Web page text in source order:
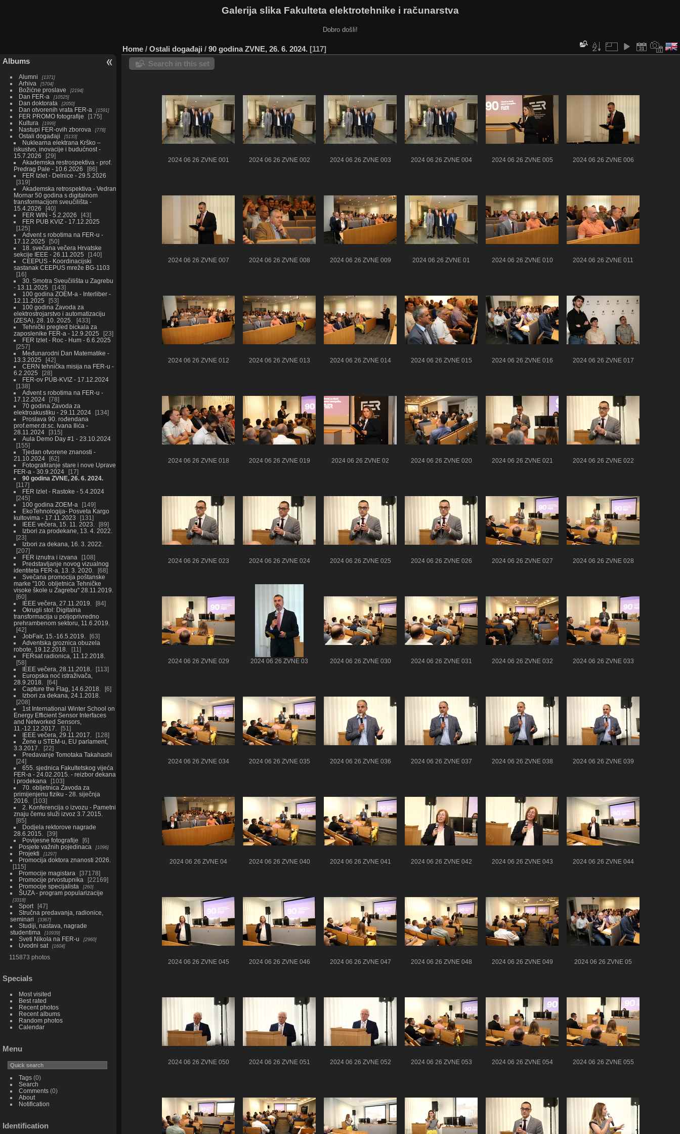
Galerija slika Fakulteta elektrotehnike i računarstva
Dobro došli!
Albums
Alumni 1371
Arhiva 5704
Božićne proslave 2194
Dan FER-a 10525
Dan doktorata 2050
Dan otvorenih vrata FER-a 1591
FER PROMO fotografije
175
Kultura
1999
Nastupi FER-ovih zborova 778
Ostali događaji 5133
Nuklearna elektrana Krško –
iskustvo, inovacije i budućnost -
15.7.2026
29
Akademska restrospektiva - prof.
Predrag Pale - 10.6.2026
86
FER Izlet - Delnice - 29.5.2026
319
Akademska retrospektiva - Vedran
Mornar 50 godina s digitalnom
transformacijom sveučilišta -
15.4.2026
40
FER WIN - 5.2.2026
43
FER PUB KVIZ - 17.12.2025
125
Advent s robotima na FER-u -
17.12.2025
50
18. svečana večera Hrvatske
sekcije IEEE - 26.11.2025
140
CEEPUS - Koordinacijski
sastanak CEEPUS mreže BG-1103
16
30. Smotra Sveučilišta u Zagrebu
- 13.11.2025
143
100 godina ZOEM-a - Interliber -
12.11.2025
53
100 godina Zavoda za
elektrostrojarstvo i automatizaciju
(ZESA), 28. 10. 2025.
433
Tehnički pregled bickala za
zaposlenike FER-a - 12.9.2025
23
FER Izlet - Roc - Hum - 6.6.2025
257
Međunarodni Dan Matematike -
13.3.2025
42
CERN tehnička misija na FER-u -
6.2.2025
28
FER-ov PUB-KVIZ - 17.12.2024
138
Advent s robotima na FER-u -
17.12.2024
78
70 godina Zavoda za
elektroakustiku - 29.11.2024
134
Proslava 90. rođendana
prof.emer.dr.sc. Ivana Ilića -
28.11.2024
315
Aula Demo Day #1 - 23.10.2024
155
Tjedan otvorene znanosti -
21.10.2024
62
Fotografiranje stare i nove Uprave
FER-a - 30.9.2024
17
90 godina ZVNE, 26. 6. 2024.
117
FER Izlet - Rastoke - 5.4.2024
245
100 godina ZOEM-a
149
EkoTehnologija- Posveta Kargo
kultovima - 17.11.2023
131
IEEE večera, 15. 11. 2023.
89
Izbori za prodekane, 13. 4. 2022.
23
Izbori za dekana, 16. 3. 2022.
207
FER iznutra i izvana
108
Predstavljanje novog vizualnog
identiteta FER-a, 13. 3. 2020.
68
Svečana promocija poštanske
marke "100. obljetnica Tehničke
visoke škole u Zagrebu" 28.11.2019.
60
IEEE večera, 27.11.2019.
84
Okrugli stol: Digitalna
transformacija u poljoprivredno
prehrambenom sektoru, 11.6.2019.
42
JobFair, 15.-16.5.2019.
63
Adventska groznica obuzela
robote, 19.12.2018.
11
FERsat radionica, 11.12.2018.
58
IEEE večera, 28.11.2018.
113
Europska noć istraživača,
28.9.2018.
64
Capture the Flag, 14.6.2018.
6
Izbori za dekana, 24.1.2018.
208
1st International Winter School on
Energy Efficient Sensor Interfaces
and Networked Sensors,
11.-12.12.2017.
51
IEEE večera, 29.11.2017.
128
Žene u STEM-u, EU parlament,
3.3.2017.
22
Predavanje Tomotaka Takahashi
24
655. sjednica Fakultetskog vijeća
FER-a - 24.02.2015. - reizbor dekana
i prodekana
103
70. obljetnica Zavoda za
primijenjenu fiziku - 28. siječnja
2016.
103
2. Konferencija o izvozu - Pametni
znaju čemu služi izvoz 3.7.2015.
85
Dodjela rektorove nagrade
28.6.2015.
39
Povijesne fotografije
6
Posjete važnih pojedinaca
1096
Projekti 1297
Promocija doktora znanosti 2026.
115
Promocije magistara
37178
Promocije prvostupnika
22169
Promocije specijalista
260
ŠUZA - program popularizacije
3318
Sport
47
Stručna predavanja, radionice,
seminari
3367
Studiji, nastava, nagrade
studentima
10939
Sveti Nikola na FER-u 2960
Uvodni sat 1604
115873 photos
Specials
Most visited
Best rated
Recent photos
Recent albums
Random photos
Calendar
Menu
Tags(0)
Search
Comments(0)
About
Notification
Identification
Home / Ostali događaji / 90 godina ZVNE, 26. 6. 2024. 117
Search in this set
2024 06 26 ZVNE 001 2024 06 26 ZVNE 002 2024 06 26 ZVNE 003 2024 06 26 ZVNE 004 2024 06 26 ZVNE 005 2024 06 26 ZVNE 006
2024 06 26 ZVNE 007 2024 06 26 ZVNE 008 2024 06 26 ZVNE 009 2024 06 26 ZVNE 01 2024 06 26 ZVNE 010 2024 06 26 ZVNE 011
2024 06 26 ZVNE 012 2024 06 26 ZVNE 013 2024 06 26 ZVNE 014 2024 06 26 ZVNE 015 2024 06 26 ZVNE 016 2024 06 26 ZVNE 017
2024 06 26 ZVNE 018 2024 06 26 ZVNE 019 2024 06 26 ZVNE 02 2024 06 26 ZVNE 020 2024 06 26 ZVNE 021 2024 06 26 ZVNE 022
2024 06 26 ZVNE 023 2024 06 26 ZVNE 024 2024 06 26 ZVNE 025 2024 06 26 ZVNE 026 2024 06 26 ZVNE 027 2024 06 26 ZVNE 028
2024 06 26 ZVNE 029 2024 06 26 ZVNE 03 2024 06 26 ZVNE 030 2024 06 26 ZVNE 031 2024 06 26 ZVNE 032 2024 06 26 ZVNE 033
2024 06 26 ZVNE 034 2024 06 26 ZVNE 035 2024 06 26 ZVNE 036 2024 06 26 ZVNE 037 2024 06 26 ZVNE 038 2024 06 26 ZVNE 039
2024 06 26 ZVNE 04 2024 06 26 ZVNE 040 2024 06 26 ZVNE 041 2024 06 26 ZVNE 042 2024 06 26 ZVNE 043 2024 06 26 ZVNE 044
2024 06 26 ZVNE 045 2024 06 26 ZVNE 046 2024 06 26 ZVNE 047 2024 06 26 ZVNE 048 2024 06 26 ZVNE 049 2024 06 26 ZVNE 05
2024 06 26 ZVNE 050 2024 06 26 ZVNE 051 2024 06 26 ZVNE 052 2024 06 26 ZVNE 053 2024 06 26 ZVNE 054 2024 06 26 ZVNE 055